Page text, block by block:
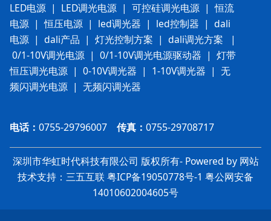
LED电源| LED调光电源 | 可控硅调光电源 |恒流
电源 |恒压电源 | led调光器 | led控制器 | dali
电源 | dali产品 | 灯光控制方案 | dali调光方案
|
0/1-10V调光电源 | 0/1-10V调光电源驱动器 | 灯带
恒压调光电源| 0-10V调光器 | 1-10V调光器 | 无
频闪调光电源| 无频闪调光器
电话： 0755-29796007 传真： 0755-29708717
深圳市华虹时代科技有限公司 版权所有- Powered by 网站
技术支持：三五互联 粤ICP备19050778号-1 粤公网安备
14010602004605号